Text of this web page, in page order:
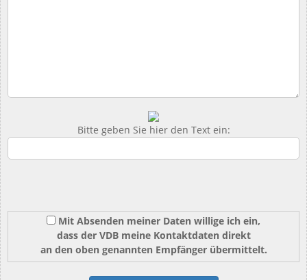
Bitte geben Sie hier den Text ein:
Mit Absenden meiner Daten willige ich ein,
dass der VDB meine Kontaktdaten direkt
an den oben genannten Empfänger übermittelt.